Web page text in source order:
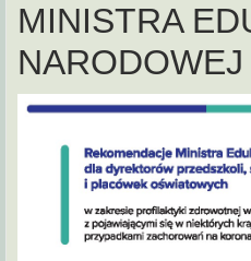
MINISTRA
NARODOWEJ